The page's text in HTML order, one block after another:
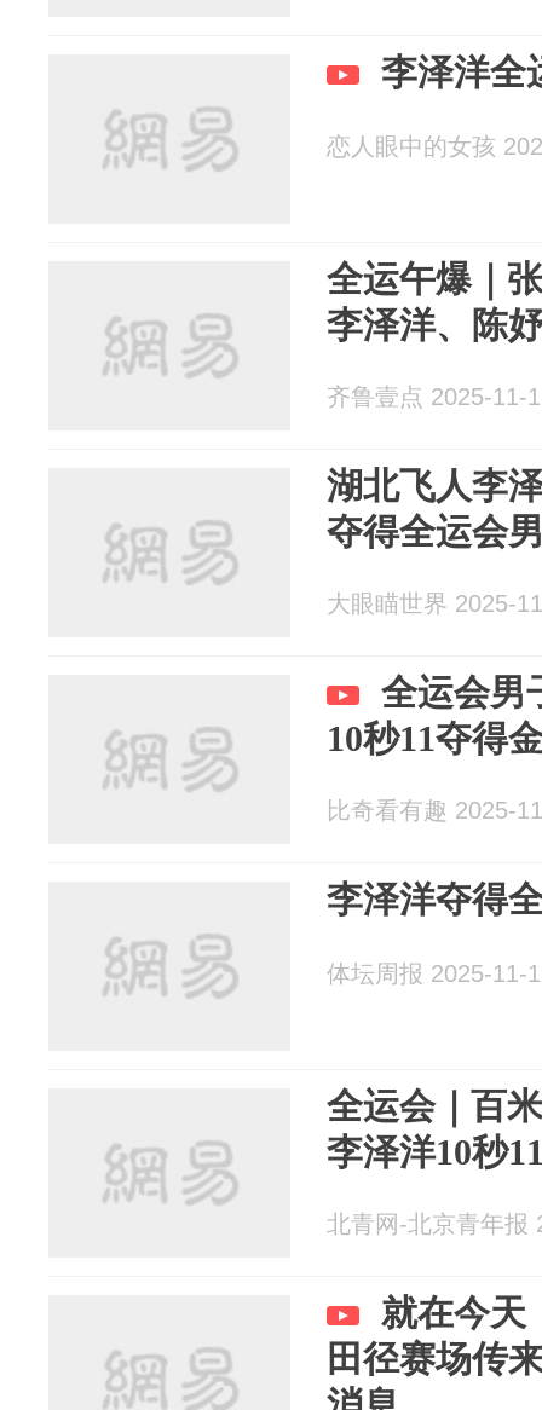
李泽洋全
恋人眼中的女孩
全运午爆｜
李泽洋、陈
齐鲁壹点 2025-11-
湖北飞人李
夺得全运会
大眼瞄世界 2025-
全运会男
10秒11夺得
比奇看有趣 2025-
李泽洋夺得
体坛周报 2025-11-
全运会｜百
李泽洋10秒
北青网-北京青年报
就在今天
田径赛场传